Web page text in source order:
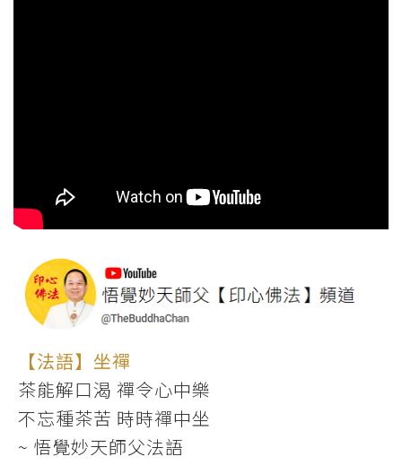
【法語】坐禪
茶能解口渴 禪令心中樂
不忘種茶苦 時時禪中坐
~ 悟覺妙天師父法語